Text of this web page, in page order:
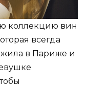
коллекцию вин
всегда
жила в Париже и